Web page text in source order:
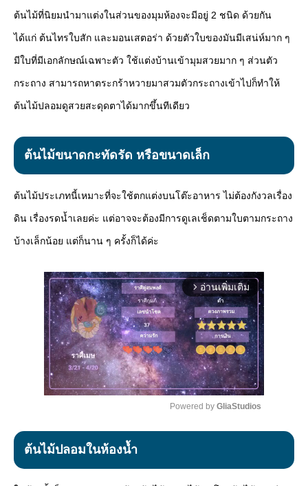
ต้นไม้ที่นิยมนำมาแต่งในส่วนของมุมห้องจะมีอยู่ 2 ชนิด ด้วยกัน
ได้แก่ ต้นไทรใบสัก และมอนเสตอร่า ด้วยตัวใบของมันมีเสน่ห์มาก ๆ
มีใบที่มีเอกลักษณ์เฉพาะตัว ใช้แต่งบ้านเข้ามุมสวยมาก ๆ ส่วนตัว
กระถาง สามารถหาตระกร้าหวายมาสวมตัวกระถางเข้าไปก็ทำให้
ต้นไม้ปลอมดูสวยสะดุดตาได้มากขึ้นทีเดียว
ต้นไม้ขนาดกะทัดรัด หรือขนาดเล็ก
ต้นไม้ประเภทนี้เหมาะที่จะใช้ตกแต่งบนโต๊ะอาหาร ไม่ต้องกังวลเรื่อง
ดิน เรื่องรดน้ำเลยค่ะ แต่อาจจะต้องมีการดูเลเช็ดตามใบตามกระถาง
บ้างเล็กน้อย แต่ก็นาน ๆ ครั้งก็ได้ค่ะ
arrow_forward_ios อ่านเพิ่มเติม
Mute
Powered by GliaStudios
ต้นไม้ปลอมในห้องน้ำ